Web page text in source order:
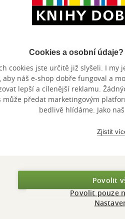
PŘIDEJTE SVÉ
Hodnocení našich
recenzní PDF před tiskem a
je dospívající slečna, která
neodpustí. Ale aby to
pátrací smysl Amonity a její
kvízy? Super! Ilustrace Galiny
Cookies a osobní
cookies jste určitě již slyšeli. I my
aby náš e-shop dobře fungoval a
lepší a cílenější reklamu.
může předat marketingovým
bedlivě hlídáme. Jako
Zjistit
Povolit
Povolit pouze